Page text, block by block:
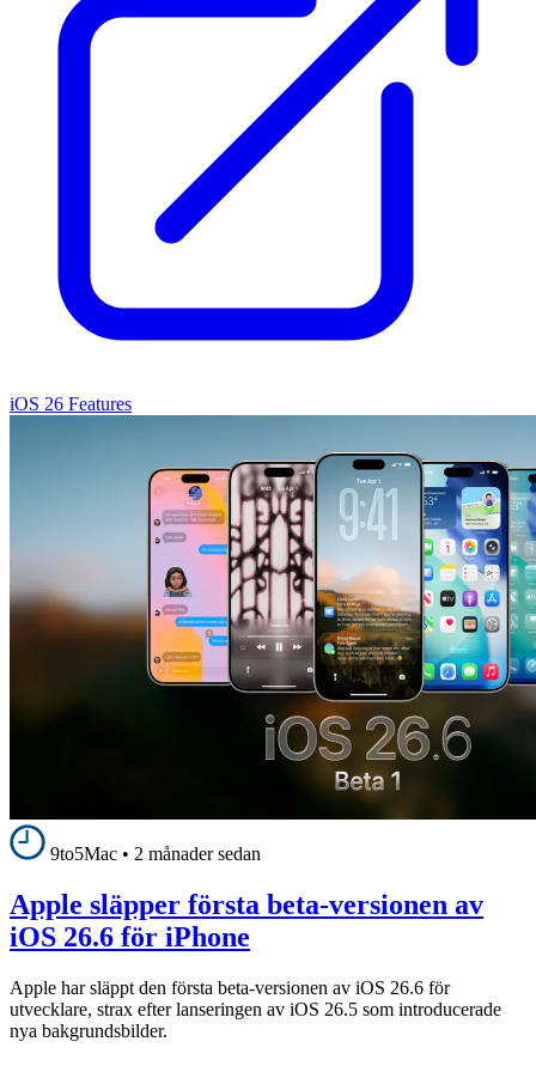
iOS 26 Features
9to5Mac • 2 månader sedan
Apple släpper första beta-versionen av
iOS 26.6 för iPhone
Apple har släppt den första beta-versionen av iOS 26.6 för
utvecklare, strax efter lanseringen av iOS 26.5 som introducerade
nya bakgrundsbilder.